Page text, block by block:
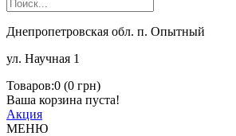
Днепропетровская обл. п. Опытный
ул. Научная 1
Товаров:0 (0 грн)
Ваша корзина пуста!
Акция
МЕНЮ